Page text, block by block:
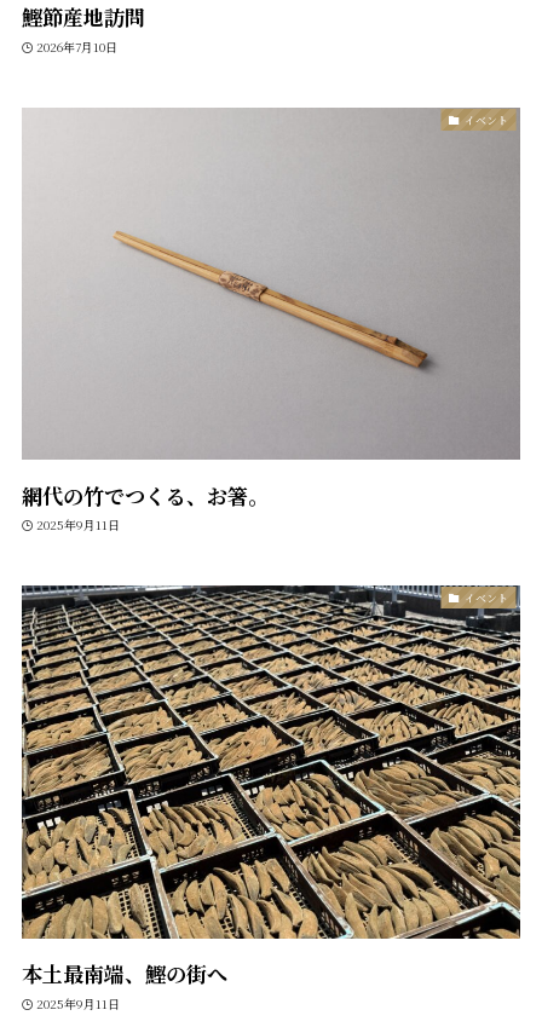
鰹節産地訪問
2026年7月10日
イベント
網代の竹でつくる、お箸。
2025年9月11日
イベント
本土最南端、鰹の街へ
2025年9月11日